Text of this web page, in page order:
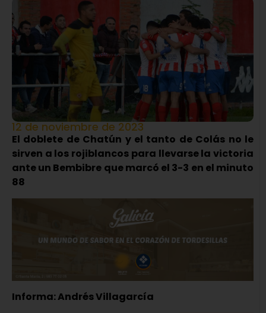
12 de noviembre de 2023
El doblete de Chatún y el tanto de Colás no le
sirven a los rojiblancos para llevarse la victoria
ante un Bembibre que marcó el 3-3 en el minuto
88
Informa: Andrés Villagarcía